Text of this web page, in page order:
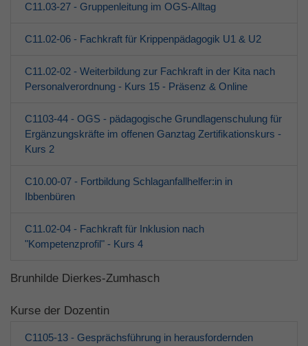
C11.03-27 - Gruppenleitung im OGS-Alltag
C11.02-06 - Fachkraft für Krippenpädagogik U1 & U2
C11.02-02 - Weiterbildung zur Fachkraft in der Kita nach
Personalverordnung - Kurs 15 - Präsenz & Online
C1103-44 - OGS - pädagogische Grundlagenschulung für
Ergänzungskräfte im offenen Ganztag Zertifikationskurs -
Kurs 2
C10.00-07 - Fortbildung Schlaganfallhelfer:in in
Ibbenbüren
C11.02-04 - Fachkraft für Inklusion nach
"Kompetenzprofil" - Kurs 4
Brunhilde Dierkes-Zumhasch
Kurse der Dozentin
C1105-13 - Gesprächsführung in herausfordernden